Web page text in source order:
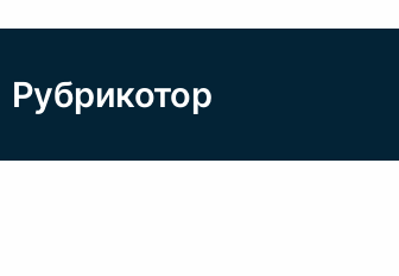
Рубрикотор